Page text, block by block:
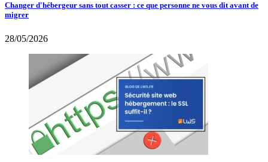
Changer d'hébergeur sans tout casser : ce que personne ne vous dit avant de
migrer
28/05/2026